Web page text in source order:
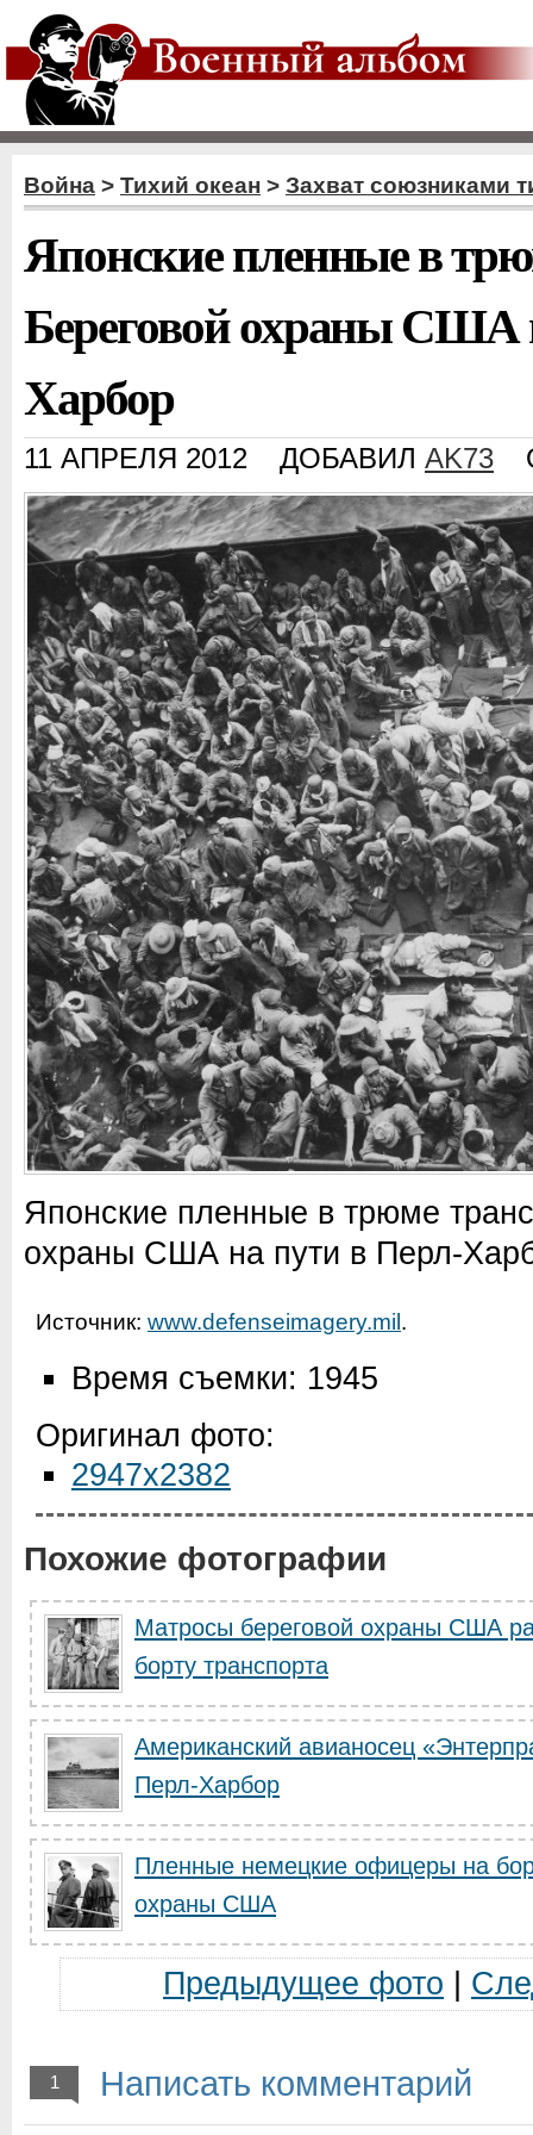
Война > Тихий океан > Захват союзниками
Японские пленные в
Береговой охраны США
Харбор
11 АПРЕЛЯ 2012 ДОБАВИЛ AK73
Японские пленные в трюме
охраны США на пути в Перл-
Источник: www.defenseimagery.mil .
Время съемки: 1945
Оригинал фото:
2947x2382
Похожие фотографии
Матросы береговой охраны США
борту транспорта
Американский авианосец
Перл-Харбор
Пленные немецкие офицеры на
охраны США
Предыдущее фото
1 Написать комментарий